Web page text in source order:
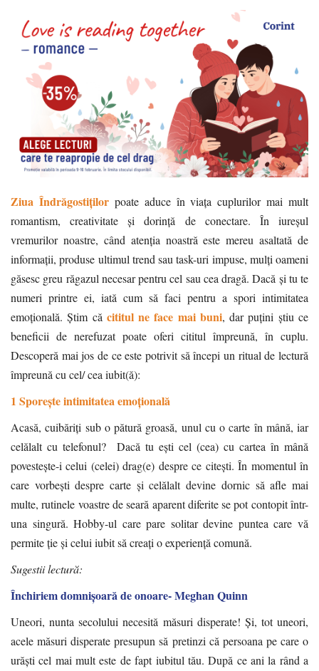
Ziua Îndrăgostiților poate aduce în viața cuplurilor mai mult
romantism, creativitate și dorință de conectare. În iureșul
vremurilor noastre, când atenția noastră este mereu asaltată de
informații, produse ultimul trend sau task-uri impuse, mulți oameni
găsesc greu răgazul necesar pentru cel sau cea dragă. Dacă și tu te
numeri printre ei, iată cum să faci pentru a spori intimitatea
emoțională. Știm că cititul ne face mai buni, dar puțini știu ce
beneficii de nerefuzat poate oferi cititul împreună, în cuplu.
Descoperă mai jos de ce este potrivit să începi un ritual de lectură
împreună cu cel/ cea iubit(ă):
1 Sporește intimitatea emoțională
Acasă, cuibăriți sub o pătură groasă, unul cu o carte în mână, iar
celălalt cu telefonul? Dacă tu ești cel (cea) cu cartea în mână
povestește-i celui (celei) drag(e) despre ce citești. În momentul în
care vorbești despre carte și celălalt devine dornic să afle mai
multe, rutinele voastre de seară aparent diferite se pot contopit într-
una singură. Hobby-ul care pare solitar devine puntea care vă
permite ție și celui iubit să creați o experiență comună.
Sugestii lectură:
Închiriem domnișoară de onoare- Meghan Quinn
Uneori, nunta secolului necesită măsuri disperate! Şi, tot uneori,
acele măsuri disperate presupun să pretinzi că persoana pe care o
urăști cel mai mult este de fapt iubitul tău. După ce ani la rând a